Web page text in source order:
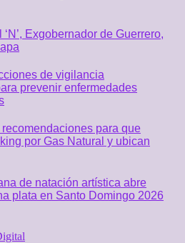
Exgobernador de Guerrero,
de vigilancia
prevenir enfermedades
para que
por Gas Natural y ubican
de natación artística abre
plata en Santo Domingo 2026